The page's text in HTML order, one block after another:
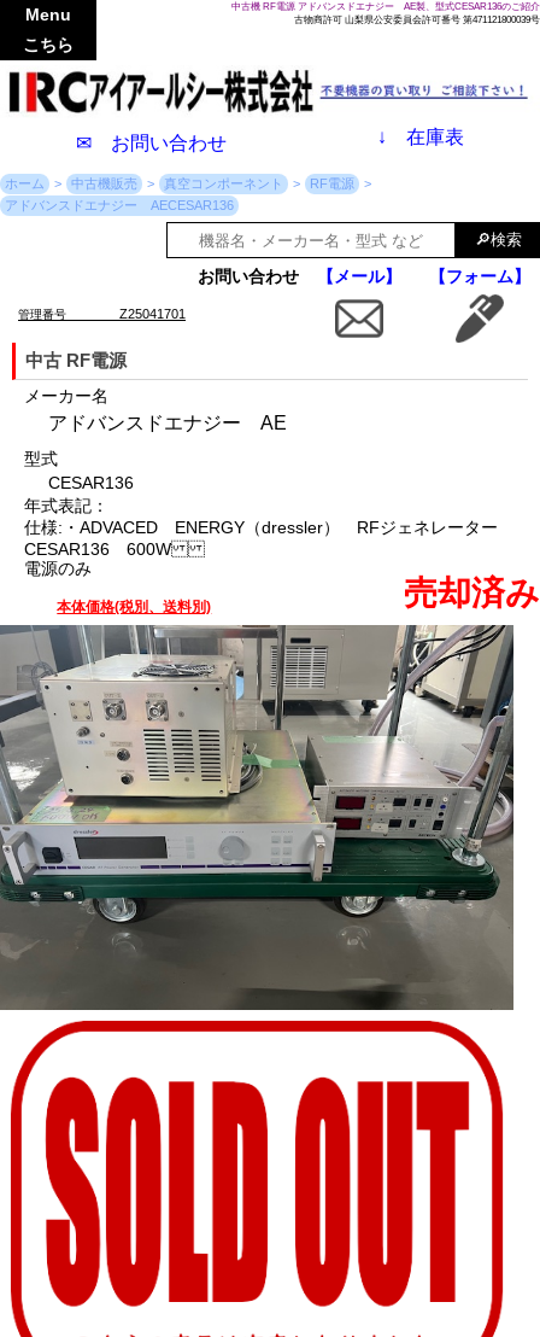
中古機 RF電源 アドバンスドエナジー AE製、型式CESAR136のご紹介
古物商許可 山梨県公安委員会許可番号 第471121800039号
✉ お問い合わせ ↓ 在庫表
Menu
こちら
ホーム 中古機販売 真空コンポーネント
RF電源
アドバンスドエナジー AECESAR136
お問い合わせ 【メール】 【フォーム】
管理番号 Z25041701
中古 RF電源
メーカー名
アドバンスドエナジー AE
型式
CESAR136
年式表記：
仕様:・ADVACED ENERGY（dressler） RFジェネレーター
CESAR136 600W
電源のみ
本体価格(税別、送料別) 売却済み